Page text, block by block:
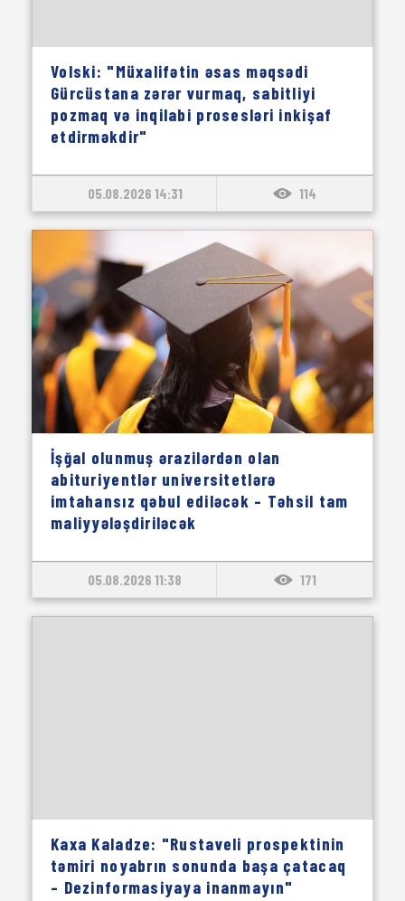
Volski: "Müxalifətin əsas məqsədi
Gürcüstana zərər vurmaq, sabitliyi
pozmaq və inqilabi prosesləri inkişaf
etdirməkdir"
05.08.2026 14:31 114
İşğal olunmuş ərazilərdən olan
abituriyentlər universitetlərə
imtahansız qəbul ediləcək – Təhsil tam
maliyyələşdiriləcək
05.08.2026 11:38 171
Kaxa Kaladze: "Rustaveli prospektinin
təmiri noyabrın sonunda başa çatacaq
– Dezinformasiyaya inanmayın"